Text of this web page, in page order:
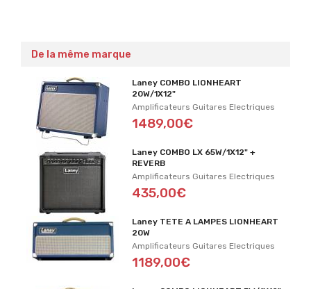
De la même marque
Laney COMBO LIONHEART
20W/1X12"
Amplificateurs Guitares Electriques
1489,00€
Laney COMBO LX 65W/1X12" +
REVERB
Amplificateurs Guitares Electriques
435,00€
Laney TETE A LAMPES LIONHEART
20W
Amplificateurs Guitares Electriques
1189,00€